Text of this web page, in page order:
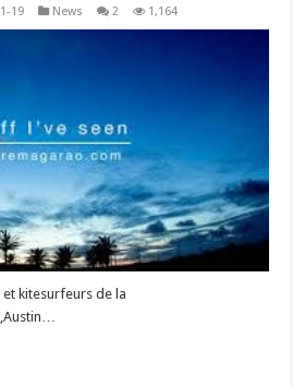
19 News 2 1,164
kitesurfeurs de la